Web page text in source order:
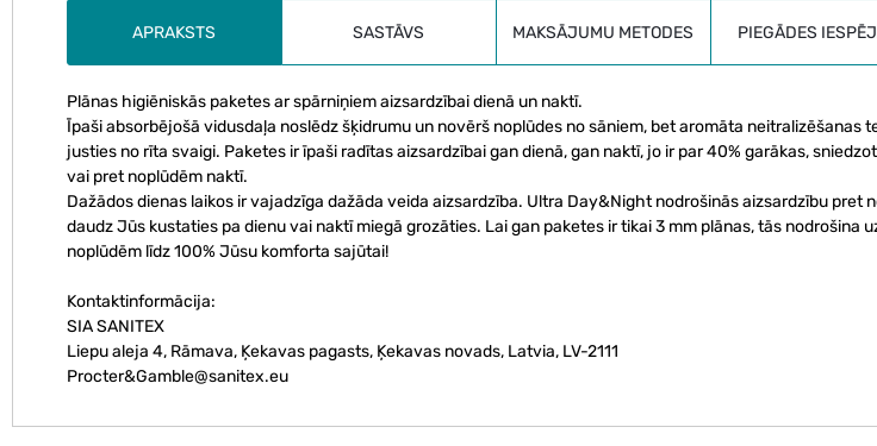
APRAKSTS SASTĀVS MAKSĀJUMU METODES PIEGĀDES
Plānas higiēniskās paketes ar spārniņiem aizsardzībai dienā un naktī.
Īpaši absorbējošā vidusdaļa noslēdz šķidrumu un novērš noplūdes no sāniem, bet aromāta neitralizēšanas
justies no rīta svaigi. Paketes ir īpaši radītas aizsardzībai gan dienā, gan naktī, jo ir par 40% garākas,
vai pret noplūdēm naktī.
Dažādos dienas laikos ir vajadzīga dažāda veida aizsardzība. Ultra Day&Night nodrošinās aizsardzību pret
daudz Jūs kustaties pa dienu vai naktī miegā grozāties. Lai gan paketes ir tikai 3 mm plānas, tās nodrošina
noplūdēm līdz 100% Jūsu komforta sajūtai!
Kontaktinformācija:
SIA SANITEX
Liepu aleja 4, Rāmava, Ķekavas pagasts, Ķekavas novads, Latvia, LV-2111
Procter&Gamble@sanitex.eu